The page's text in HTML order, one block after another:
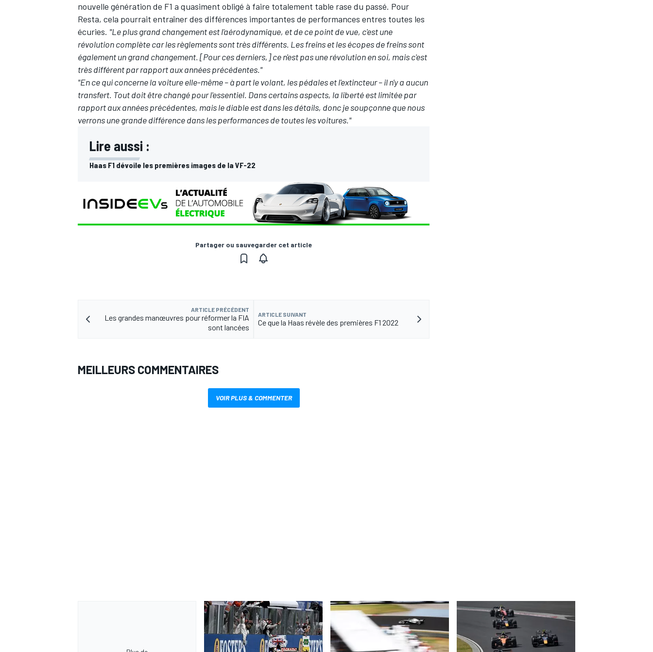
AUTRES CHAMPIONNATS
nouvelle génération de F1 a quasiment obligé à faire totalement table rase du passé. Pour
Resta, cela pourrait entraîner des différences importantes de performances entres toutes les
écuries. "Le plus grand changement est l'aérodynamique, et de ce point de vue, c'est une
révolution complète car les règlements sont très différents. Les freins et les écopes de freins sont
également un grand changement. [Pour ces derniers,] ce n'est pas une révolution en soi, mais c'est
très différent par rapport aux années précédentes."
"En ce qui concerne la voiture elle-même – à part le volant, les pédales et l'extincteur – il n'y a aucun
transfert. Tout doit être changé pour l'essentiel. Dans certains aspects, la liberté est limitée par
rapport aux années précédentes, mais le diable est dans les détails, donc je soupçonne que nous
verrons une grande différence dans les performances de toutes les voitures."
Lire aussi :
Haas F1 dévoile les premières images de la VF-22
Partager ou sauvegarder cet article
ARTICLE PRÉCÉDENT
Les grandes manœuvres pour réformer la FIA
sont lancées
ARTICLE SUIVANT
Ce que la Haas révèle des premières F1 2022
MEILLEURS COMMENTAIRES
VOIR PLUS & COMMENTER